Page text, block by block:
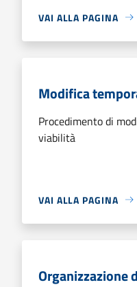
VAI ALLA PAGINA
Modifica
Procedimento di
viabilità
VAI ALLA PAGINA
Organizzazione